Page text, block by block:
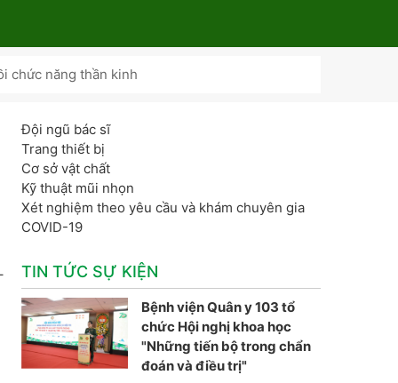
chức năng thần kinh
Đội ngũ bác sĩ
Trang thiết bị
Cơ sở vật chất
Kỹ thuật mũi nhọn
Xét nghiệm theo yêu cầu và khám chuyên gia
COVID-19
TIN TỨC SỰ KIỆN
Bệnh viện Quân y 103 tổ
chức Hội nghị khoa học
"Những tiến bộ trong chẩn
đoán và điều trị"